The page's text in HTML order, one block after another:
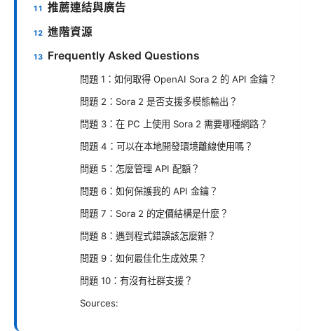
推薦連結與廣告
進階資源
Frequently Asked Questions
問題 1：如何取得 OpenAI Sora 2 的 API 金鑰？
問題 2：Sora 2 是否支援多模態輸出？
問題 3：在 PC 上使用 Sora 2 需要哪種網路？
問題 4：可以在本地開發環境離線使用嗎？
問題 5：怎麼管理 API 配額？
問題 6：如何保護我的 API 金鑰？
問題 7：Sora 2 的定價結構是什麼？
問題 8：遇到程式錯誤該怎麼辦？
問題 9：如何最佳化生成效果？
問題 10：有沒有社群支援？
Sources: